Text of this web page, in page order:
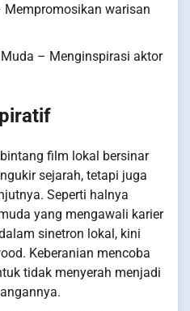
warisan
– Menginspirasi aktor
film lokal bersinar
sejarah, tetapi juga
Seperti halnya
yang mengawali karier
sinetron lokal, kini
Keberanian mencoba
tidak menyerah menjadi